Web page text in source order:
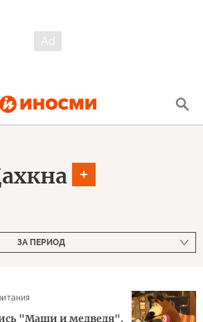
ЗА ПЕРИОД
"Маши и медведя".